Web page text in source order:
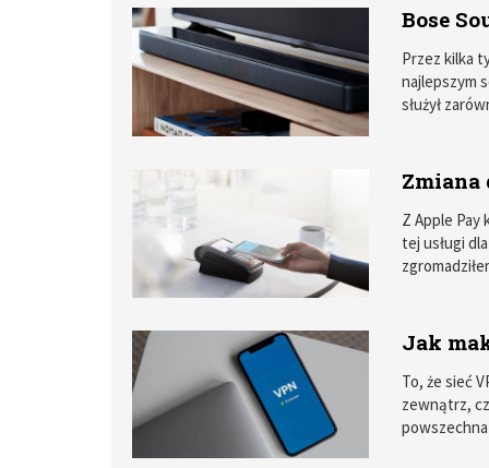
samym
urządzenia.
Bose
Przez kilka
najlepszym
służył
sposób nie
recenzja
Z Apple
tej usługi
Jak
To, że sieć
zewnątrz,